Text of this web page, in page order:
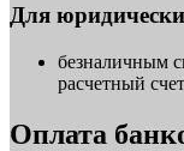
Для
безналичным
расчетный
Оплата